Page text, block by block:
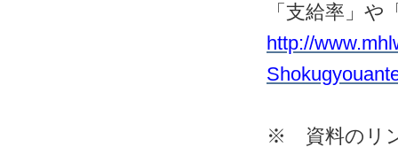
「支給率」
http://
※ 資料のリ